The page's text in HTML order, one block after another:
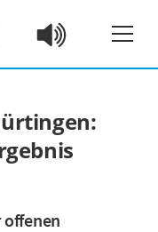
offenen